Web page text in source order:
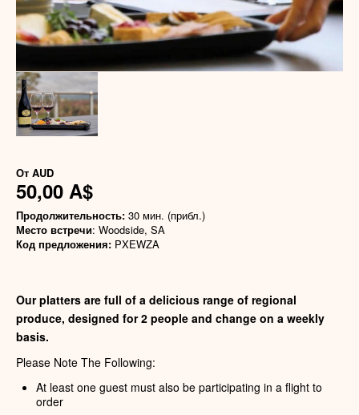
От AUD
50,00 A$
Продолжительность: 30 мин. (прибл.)
Место встречи: Woodside, SA
Код предложения: PXEWZA
Our platters are full of a delicious range of regional
produce, designed for 2 people and change on a weekly
basis.
Please Note The Following:
At least one guest must also be participating in a flight to
order